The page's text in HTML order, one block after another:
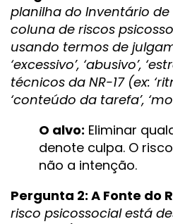
planilha do Inventário de
coluna de riscos
usando termos de
‘excessivo’, ‘abusivo’,
técnicos da NR-17 (ex:
‘conteúdo da tarefa’,
O alvo: Eliminar
denote culpa. O
não a intenção.
Pergunta 2: A Fonte do
risco psicossocial está